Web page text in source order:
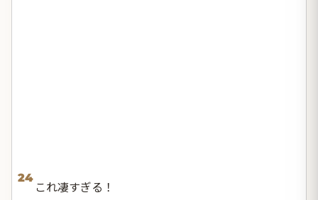
24
これ凄すぎる！